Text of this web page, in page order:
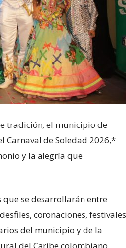
tradición, el municipio de
Carnaval de Soledad 2026,*
y la alegría que
que se desarrollarán entre
coronaciones, festivales
del municipio y de la
del Caribe colombiano.